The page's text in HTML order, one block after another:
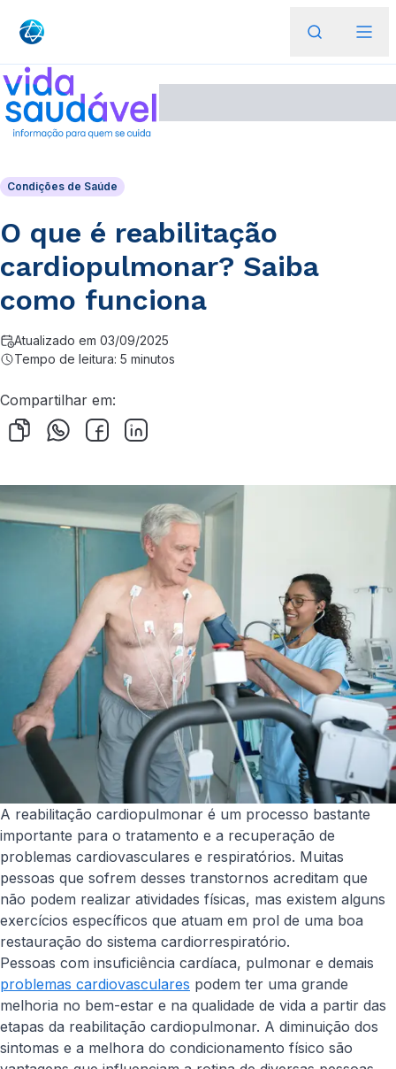
Condições de Saúde
O que é reabilitação
cardiopulmonar? Saiba
como funciona
Atualizado em 03/09/2025
Tempo de leitura: 5 minutos
Compartilhar em:
A reabilitação cardiopulmonar é um processo bastante
importante para o tratamento e a recuperação de
problemas cardiovasculares e respiratórios. Muitas
pessoas que sofrem desses transtornos acreditam que
não podem realizar atividades físicas, mas existem alguns
exercícios específicos que atuam em prol de uma boa
restauração do sistema cardiorrespiratório.
Pessoas com insuficiência cardíaca, pulmonar e demais
problemas cardiovasculares podem ter uma grande
melhoria no bem-estar e na qualidade de vida a partir das
etapas da reabilitação cardiopulmonar. A diminuição dos
sintomas e a melhora do condicionamento físico são